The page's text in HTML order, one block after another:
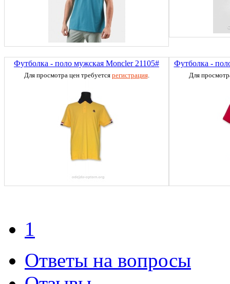
Футболка - поло мужская Moncler 21105#
Для просмотра цен требуется регистрация.
Футболка -
Для
1
Ответы на вопросы